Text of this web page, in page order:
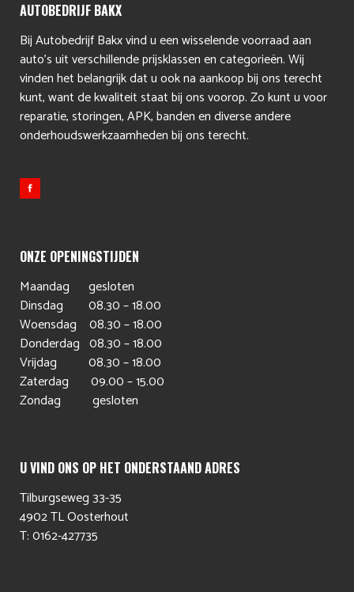
AUTOBEDRIJF BAKX
Bij Autobedrijf Bakx vind u een wisselende voorraad aan
auto’s uit verschillende prijsklassen en categorieën. Wij
vinden het belangrijk dat u ook na aankoop bij ons terecht
kunt, want de kwaliteit staat bij ons voorop. Zo kunt u voor
reparatie, storingen, APK, banden en diverse andere
onderhoudswerkzaamheden bij ons terecht.
ONZE OPENINGSTIJDEN
Maandag gesloten
Dinsdag 08.30 – 18.00
Woensdag 08.30 – 18.00
Donderdag 08.30 – 18.00
Vrijdag 08.30 – 18.00
Zaterdag 09.00 – 15.00
Zondag gesloten
U VIND ONS OP HET ONDERSTAAND ADRES
Tilburgseweg 33-35
4902 TL Oosterhout
T: 0162-427735